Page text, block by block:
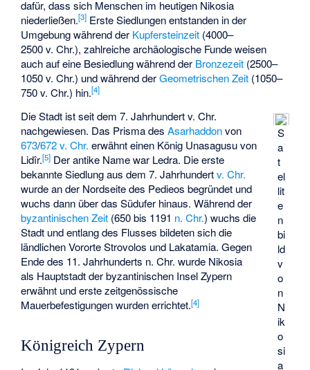
dafür, dass sich Menschen im heutigen Nikosia
niederließen.[3] Erste Siedlungen entstanden in der
Umgebung während der Kupfersteinzeit (4000–
2500 v. Chr.), zahlreiche archäologische Funde weisen
auch auf eine Besiedlung während der Bronzezeit (2500–
1050 v. Chr.) und während derGeometrischen Zeit (1050–
750 v. Chr.) hin.[4]
S
a
t
el
lit
e
n
bi
ld
v
o
n
N
ik
o
si
a
Die Stadt ist seit dem 7. Jahrhundert v. Chr.
nachgewiesen. Das Prisma desAsarhaddonvon
673/672 v. Chr. erwähnt einen König Unasagusu von
Lidîr.[5] Der antike Name war Ledra. Die erste
bekannte Siedlung aus dem 7. Jahrhundertv. Chr.
wurde an der Nordseite des Pedieos begründet und
wuchs dann über das Südufer hinaus. Während der
byzantinischen Zeit (650 bis 1191 n. Chr.) wuchs die
Stadt und entlang des Flusses bildeten sich die
ländlichen Vororte Strovolos und Lakatamia. Gegen
Ende des 11. Jahrhunderts n. Chr. wurde Nikosia
als Hauptstadt der byzantinischen Insel Zypern
erwähnt und erste zeitgenössische
Mauerbefestigungen wurden errichtet.[4]
Königreich Zypern